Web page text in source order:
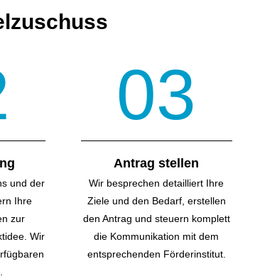
und der
Ihre
zur
Wir
03
Antrag stellen
Wir besprechen detailliert Ihre
Ziele und den Bedarf, erstellen
den Antrag und steuern komplett
die Kommunikation mit dem
entsprechenden Förderinstitut.